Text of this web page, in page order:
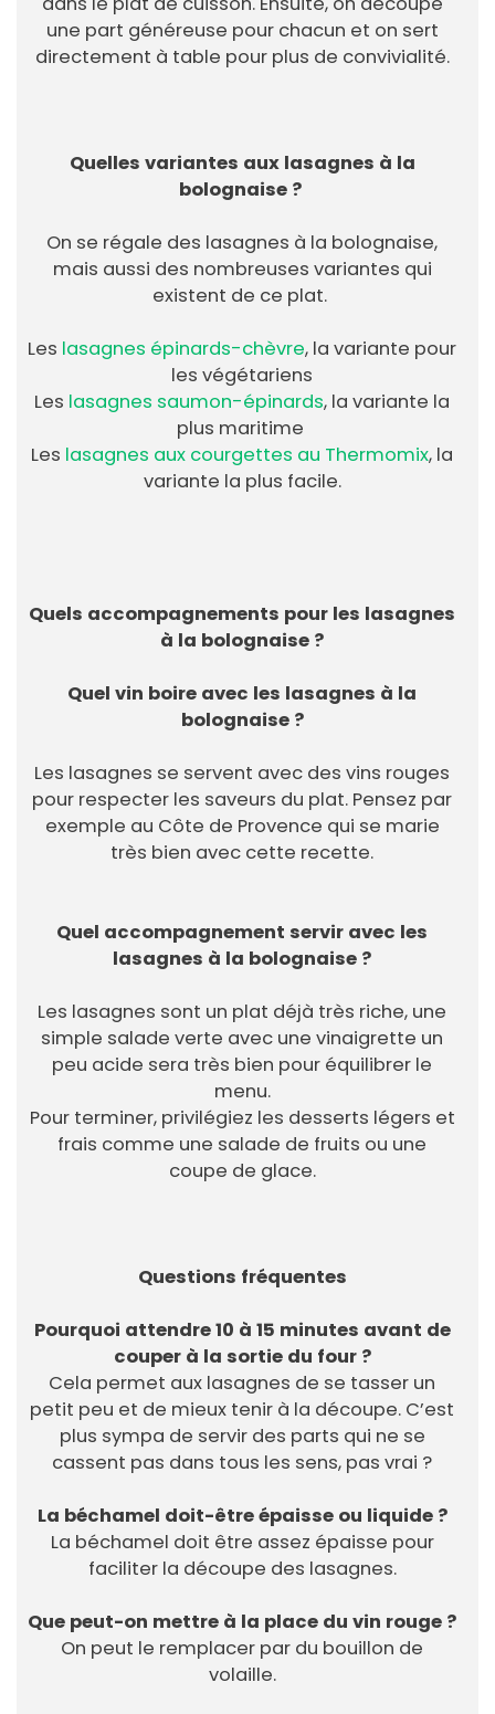
une part généreuse pour chacun et on sert
directement à table pour plus de convivialité.
Quelles variantes aux lasagnes à la
bolognaise ?
On se régale des lasagnes à la bolognaise,
mais aussi des nombreuses variantes qui
existent de ce plat.
Les lasagnes épinards-chèvre, la variante pour
les végétariens
Les lasagnes saumon-épinards, la variante la
plus maritime
Les lasagnes aux courgettes au Thermomix, la
variante la plus facile.
Quels accompagnements pour les lasagnes
à la bolognaise ?
Quel vin boire avec les lasagnes à la
bolognaise ?
Les lasagnes se servent avec des vins rouges
pour respecter les saveurs du plat. Pensez par
exemple au Côte de Provence qui se marie
très bien avec cette recette.
Quel accompagnement servir avec les
lasagnes à la bolognaise ?
Les lasagnes sont un plat déjà très riche, une
simple salade verte avec une vinaigrette un
peu acide sera très bien pour équilibrer le
menu.
Pour terminer, privilégiez les desserts légers et
frais comme une salade de fruits ou une
coupe de glace.
Questions fréquentes
Pourquoi attendre 10 à 15 minutes avant de
couper à la sortie du four ?
Cela permet aux lasagnes de se tasser un
petit peu et de mieux tenir à la découpe. C’est
plus sympa de servir des parts qui ne se
cassent pas dans tous les sens, pas vrai ?
La béchamel doit-être épaisse ou liquide ?
La béchamel doit être assez épaisse pour
faciliter la découpe des lasagnes.
Que peut-on mettre à la place du vin rouge ?
On peut le remplacer par du bouillon de
volaille.